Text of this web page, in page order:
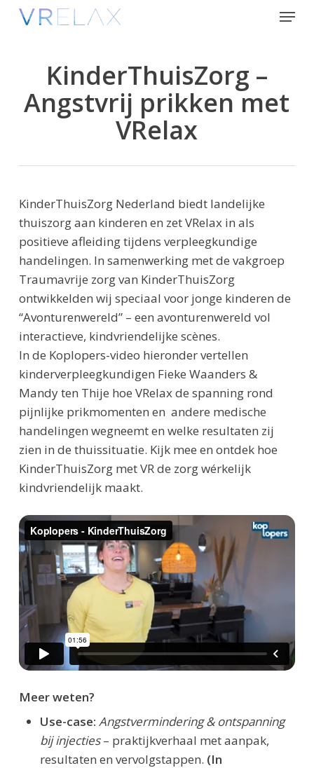
Skip
Menu
KinderThuisZorg –
Angstvrij prikken met
VRelax
KinderThuisZorg Nederland biedt landelijke
thuiszorg aan kinderen en zet VRelax in als
positieve afleiding tijdens verpleegkundige
handelingen. In samenwerking met de vakgroep
Traumavrije zorg van KinderThuisZorg
ontwikkelden wij speciaal voor jonge kinderen de
“Avonturenwereld” – een avonturenwereld vol
interactieve, kindvriendelijke scènes.
In de Koplopers-video hieronder vertellen
kinderverpleegkundigen Fieke Waanders &
Mandy ten Thije hoe VRelax de spanning rond
pijnlijke prikmomenten en andere medische
handelingen wegneemt en welke resultaten zij
zien in de thuissituatie. Kijk mee en ontdek hoe
KinderThuisZorg met VR de zorg wérkelijk
kindvriendelijk maakt.
Meer weten?
Use-case: Angstvermindering & ontspanning
bij injecties– praktijkverhaal met aanpak,
resultaten en vervolgstappen. (In